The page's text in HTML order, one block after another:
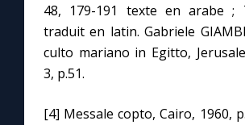
48, 179-191 texte en arabe ;
traduit en latin. Gabriele
culto mariano in Egitto,
3, p.51.
[4] Messale copto, Cairo, 1960,